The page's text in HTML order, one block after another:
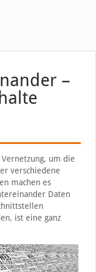
–
um die
verschiedene
machen es
Daten
ist eine ganz